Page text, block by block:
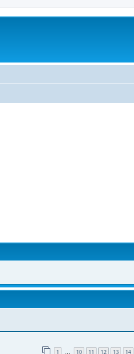
1 … 10 11 12 13 14